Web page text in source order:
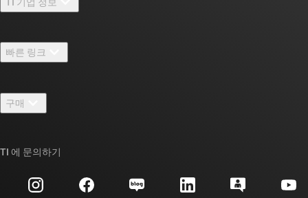
채용
뉴스룸
이벤트
투자 관계
빠른 링크
TI E2E™ 설계 지원 포럼
대체품 검색
고객 지원 센터
구매
TI 에 문의하기